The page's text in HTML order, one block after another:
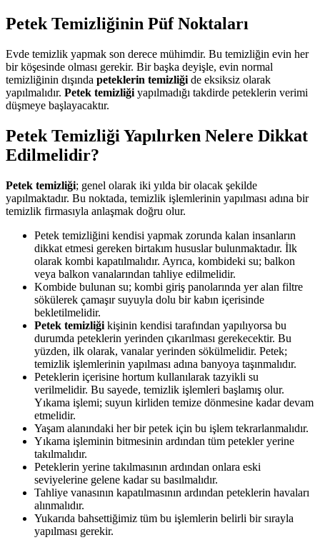
Petek Temizliğinin Püf Noktaları
Evde temizlik yapmak son derece mühimdir. Bu temizliğin evin her
bir köşesinde olması gerekir. Bir başka deyişle, evin normal
temizliğinin dışında peteklerin temizliği de eksiksiz olarak
yapılmalıdır. Petek temizliği yapılmadığı takdirde peteklerin verimi
düşmeye başlayacaktır.
Petek Temizliği Yapılırken Nelere Dikkat
Edilmelidir?
Petek temizliği; genel olarak iki yılda bir olacak şekilde
yapılmaktadır. Bu noktada, temizlik işlemlerinin yapılması adına bir
temizlik firmasıyla anlaşmak doğru olur.
Petek temizliğini kendisi yapmak zorunda kalan insanların
dikkat etmesi gereken birtakım hususlar bulunmaktadır. İlk
olarak kombi kapatılmalıdır. Ayrıca, kombideki su; balkon
veya balkon vanalarından tahliye edilmelidir.
Kombide bulunan su; kombi giriş panolarında yer alan filtre
sökülerek çamaşır suyuyla dolu bir kabın içerisinde
bekletilmelidir.
Petek temizliği kişinin kendisi tarafından yapılıyorsa bu
durumda peteklerin yerinden çıkarılması gerekecektir. Bu
yüzden, ilk olarak, vanalar yerinden sökülmelidir. Petek;
temizlik işlemlerinin yapılması adına banyoya taşınmalıdır.
Peteklerin içerisine hortum kullanılarak tazyikli su
verilmelidir. Bu sayede, temizlik işlemleri başlamış olur.
Yıkama işlemi; suyun kirliden temize dönmesine kadar devam
etmelidir.
Yaşam alanındaki her bir petek için bu işlem tekrarlanmalıdır.
Yıkama işleminin bitmesinin ardından tüm petekler yerine
takılmalıdır.
Peteklerin yerine takılmasının ardından onlara eski
seviyelerine gelene kadar su basılmalıdır.
Tahliye vanasının kapatılmasının ardından peteklerin havaları
alınmalıdır.
Yukarıda bahsettiğimiz tüm bu işlemlerin belirli bir sırayla
yapılması gerekir.